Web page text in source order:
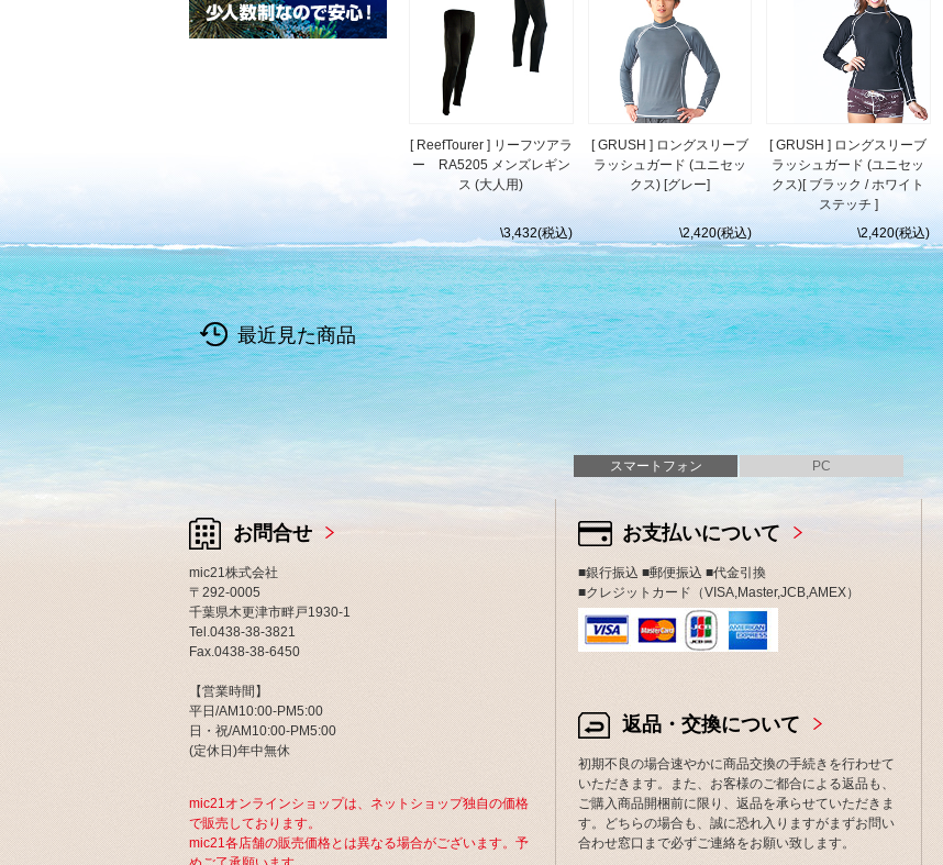
[ ReefTourer ] リーフツアラ
ー RA5205 メンズレギン
ス (大人用)
\3,432(税込)
[ GRUSH ] ロングスリーブ
ラッシュガード (ユニセッ
クス) [グレー]
\2,420(税込)
[ GRUSH ] ロングスリーブ
ラッシュガード (ユニセッ
クス)[ ブラック / ホワイト
ステッチ ]
\2,420(税込)
最近見た商品
スマートフォン PC
お問合せ
mic21株式会社
〒292-0005
千葉県木更津市畔戸1930-1
Tel.0438-38-3821
Fax.0438-38-6450
【営業時間】
平日/AM10:00-PM5:00
日・祝/AM10:00-PM5:00
(定休日)年中無休
mic21オンラインショップは、ネットショップ独自の価格
で販売しております。
mic21各店舗の販売価格とは異なる場合がございます。予
お支払いについて
■銀行振込 ■郵便振込 ■代金引換
■クレジットカード（VISA,Master,JCB,AMEX）
返品・交換について
初期不良の場合速やかに商品交換の手続きを行わせて
いただきます。また、お客様のご都合による返品も、
ご購入商品開梱前に限り、返品を承らせていただきま
す。どちらの場合も、誠に恐れ入りますがまずお問い
合わせ窓口まで必ずご連絡をお願い致します。